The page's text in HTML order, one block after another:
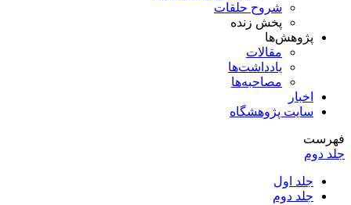
شروح حلقات
پخش زنده
پژوهش‌ها
مقالات
یادداشت‌ها
مصاحبه‌ها
اخبار
سایت پژوهشگاه
فهرست
جلد دوم
جلد اول
جلد دوم